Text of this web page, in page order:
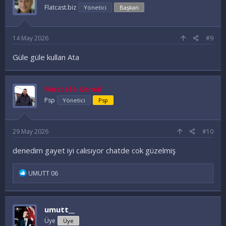
Flatcast.biz Yönetici Başkan
14 May 2026 #9
Güle güle kullan Ata
Mustafa Kemal
Psp Yönetici Psp
29 May 2026 #10
denedim gayet iyi calısıyor chatde cok güzelmiş
İ
d
e
l
e
UMUTT 06
umutt__
Üye Üye